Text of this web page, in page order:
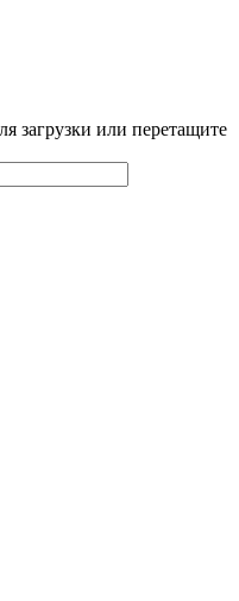
загрузки или перетащите